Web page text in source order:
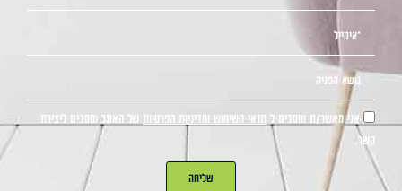
אני מאשר/ת ומסכים ל תנאי השימוש ומדיניות הפרטיות של האתר ומסכים ליצירת
קשר.
שליחה